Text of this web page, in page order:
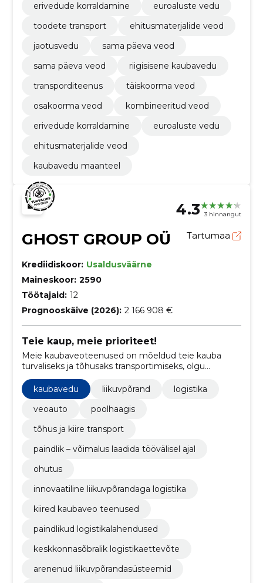
erivedude korraldamine
euroaluste vedu
toodete transport
ehitusmaterjalide veod
jaotusvedu
sama päeva veod
sama päeva veod
riigisisene kaubavedu
transporditeenus
täiskoorma veod
osakoorma veod
kombineeritud veod
erivedude korraldamine
euroaluste vedu
ehitusmaterjalide veod
kaubavedu maanteel
4.3 3 hinnangut
GHOST GROUP OÜ Tartumaa
Krediidiskoor: Usaldusväärne
Maineskoor: 2590
Töötajaid: 12
Prognooskäive (2026): 2 166 908 €
Teie kaup, meie prioriteet!
Meie kaubaveoteenused on mõeldud teie kauba
turvaliseks ja tõhusaks transportimiseks, olgu
tegemist siis lühikese linnasisese veduga või
rahvusvahelise kaubaveoga.
kaubavedu liikuvpõrand
logistika
veoauto
poolhaagis
tõhus ja kiire transport
paindlik – võimalus laadida töövälisel ajal
ohutus
innovaatiline liikuvpõrandaga logistika
kiired kaubaveo teenused
paindlikud logistikalahendused
keskkonnasõbralik logistikaettevõte
arenenud liikuvpõrandasüsteemid